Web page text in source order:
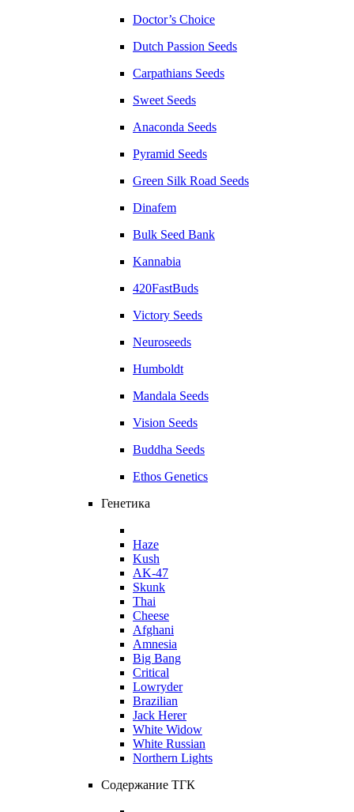
Doctor’s Choice
Dutch Passion Seeds
Carpathians Seeds
Sweet Seeds
Anaconda Seeds
Pyramid Seeds
Green Silk Road Seeds
Dinafem
Bulk Seed Bank
Kannabia
420FastBuds
Victory Seeds
Neuroseeds
Humboldt
Mandala Seeds
Vision Seeds
Buddha Seeds
Ethos Genetics
Генетика
Haze
Kush
AK-47
Skunk
Thai
Cheese
Afghani
Amnesia
Big Bang
Critical
Lowryder
Brazilian
Jack Herer
White Widow
White Russian
Northern Lights
Содержание ТГК